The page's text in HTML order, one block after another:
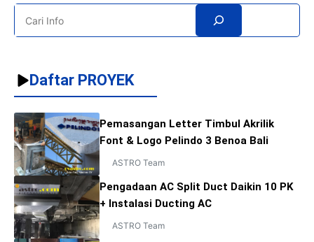
mendapatkan hasil yang berkualitas. Sekali lagi kami
mengucapkan terima kasih kepada ...
Daftar PROYEK
Pemasangan Letter Timbul Akrilik
Font & Logo Pelindo 3 Benoa Bali
ASTRO Team
Pengadaan AC Split Duct Daikin 10 PK
+ Instalasi Ducting AC
ASTRO Team